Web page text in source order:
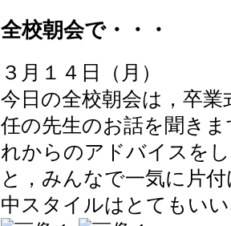
全校朝会で・・・
３月１４日（月）
今日の全校朝会は，卒
任の先生のお話を聞き
れからのアドバイスを
と，みんなで一気に片
中スタイルはとてもい